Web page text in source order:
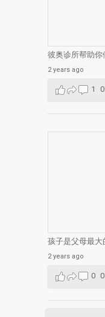
彼奥诊所帮助你
2 years ago
1 0
孩子是父母最
2 years ago
0 0